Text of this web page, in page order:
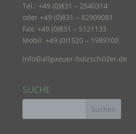
Tel.: +49 (0)831 – 2540314
oder +49 (0)831 – 82909081
Fax: +49 (0)831 – 5121133
Mobil: +49 (0)1520 – 1989100
info@allgaeuer-holzschilder.de
SUCHE
Verarbeitung ist jeder mit oder
automatisierter Verfahren
oder jede solche Vorgangsreihe
Zusammenhang mit
das Ordnen, die Speicherung,
Verbreitung oder eine andere
Bereitstellung, den Abgleich